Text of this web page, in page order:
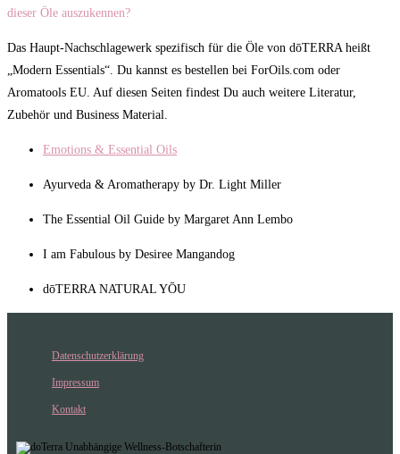
dieser Öle auszukennen?
Das Haupt-Nachschlagewerk spezifisch für die Öle von dōTERRA heißt
„Modern Essentials“. Du kannst es bestellen bei ForOils.com oder
Aromatools EU. Auf diesen Seiten findest Du auch weitere Literatur,
Zubehör und Business Material.
Emotions & Essential Oils
Ayurveda & Aromatherapy by Dr. Light Miller
The Essential Oil Guide by Margaret Ann Lembo
I am Fabulous by Desiree Mangandog
dōTERRA NATURAL YŌU
Datenschutzerklärung
Impressum
Kontakt